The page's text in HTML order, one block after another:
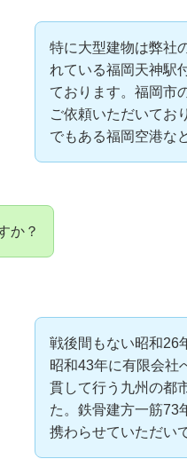
特に大型建物は弊社
れている福岡天神駅
ております。福岡市
ご依頼いただいてお
でもある福岡空港な
か？
戦後間もない昭和26
昭和43年に有限会社
貫して行う九州の都
た。鉄骨建方一筋73
携わらせていただい